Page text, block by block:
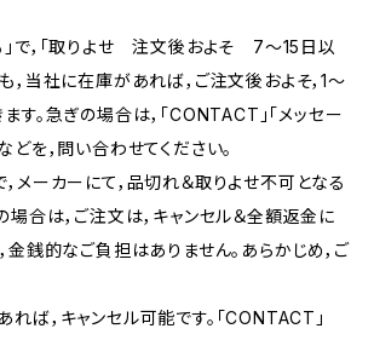
で，「取りよせ 注文後およそ 7〜15日以
，当社に在庫があれば，ご注文後およそ，1〜
す。急ぎの場合は，「CONTACT」「メッセー
どを，問い合わせてください。
メーカーにて，品切れ＆取りよせ不可となる
場合は，ご注文は，キャンセル＆全額返金に
金銭的なご負担はありません。あらかじめ，ご
ば，キャンセル可能です。「CONTACT」